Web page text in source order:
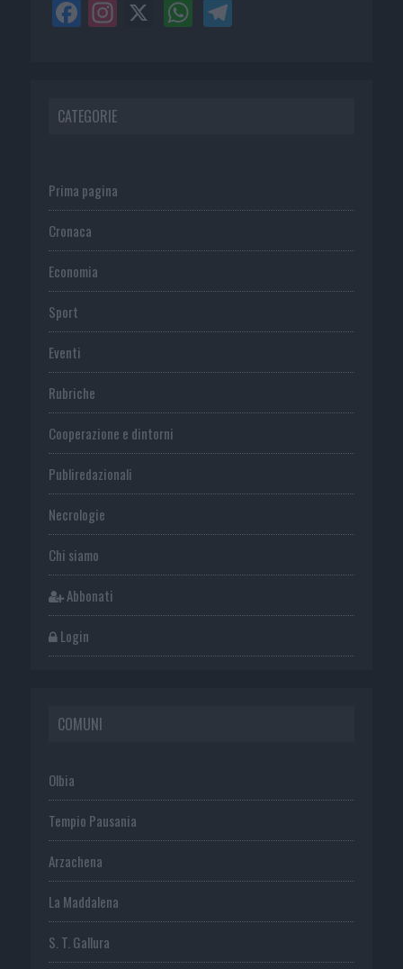
CATEGORIE
Prima pagina
Cronaca
Economia
Sport
Eventi
Rubriche
Cooperazione e dintorni
Publiredazionali
Necrologie
Chi siamo
Abbonati
Login
COMUNI
Olbia
Tempio Pausania
Arzachena
La Maddalena
S. T. Gallura